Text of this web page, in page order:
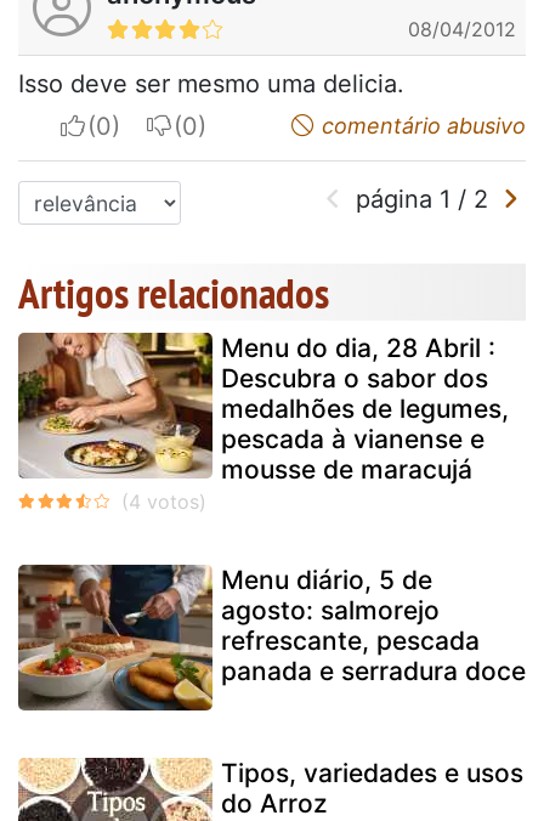
08/04/2012
Isso deve ser mesmo uma delicia.
I apreciateI do not appreciatecomentário abusivo
página 1 / 2
Artigos relacionados
Menu do dia, 28 Abril :
Descubra o sabor dos
medalhões de legumes,
pescada à vianense e
mousse de maracujá
Menu diário, 5 de
agosto: salmorejo
refrescante, pescada
panada e serradura doce
Tipos, variedades e usos
do Arroz